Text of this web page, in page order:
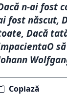
n-ai fost
fost născut,
Dacă
Copiază